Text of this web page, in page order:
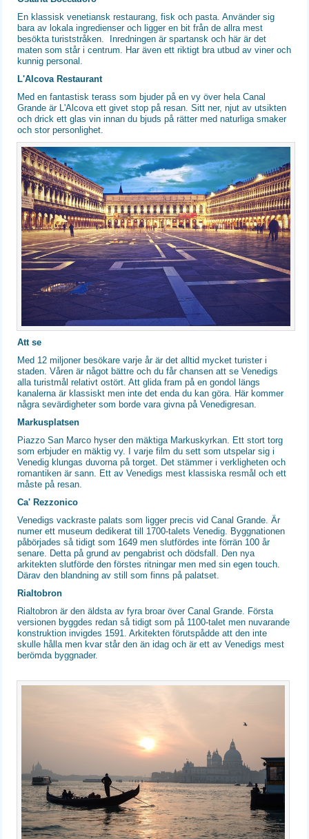
En klassisk venetiansk restaurang, fisk och pasta. Använder sig
bara av lokala ingredienser och ligger en bit från de allra mest
besökta turiststråken. Inredningen är spartansk och här är det
maten som står i centrum. Har även ett riktigt bra utbud av viner och
kunnig personal.
L'Alcova Restaurant
Med en fantastisk terass som bjuder på en vy över hela Canal
Grande är L'Alcova ett givet stop på resan. Sitt ner, njut av utsikten
och drick ett glas vin innan du bjuds på rätter med naturliga smaker
och stor personlighet.
Att se
Med 12 miljoner besökare varje år är det alltid mycket turister i
staden. Våren är något bättre och du får chansen att se Venedigs
alla turistmål relativt ostört. Att glida fram på en gondol längs
kanalerna är klassiskt men inte det enda du kan göra. Här kommer
några sevärdigheter som borde vara givna på Venedigresan.
Markusplatsen
Piazzo San Marco hyser den mäktiga Markuskyrkan. Ett stort torg
som erbjuder en mäktig vy. I varje film du sett som utspelar sig i
Venedig klungas duvorna på torget. Det stämmer i verkligheten och
romantiken är sann. Ett av Venedigs mest klassiska resmål och ett
måste på resan.
Ca' Rezzonico
Venedigs vackraste palats som ligger precis vid Canal Grande. Är
numer ett museum dedikerat till 1700-talets Venedig. Byggnationen
påbörjades så tidigt som 1649 men slutfördes inte förrän 100 år
senare. Detta på grund av pengabrist och dödsfall. Den nya
arkitekten slutförde den förstes ritningar men med sin egen touch.
Därav den blandning av still som finns på palatset.
Rialtobron
Rialtobron är den äldsta av fyra broar över Canal Grande. Första
versionen byggdes redan så tidigt som på 1100-talet men nuvarande
konstruktion invigdes 1591. Arkitekten förutspådde att den inte
skulle hålla men kvar står den än idag och är ett av Venedigs mest
berömda byggnader.